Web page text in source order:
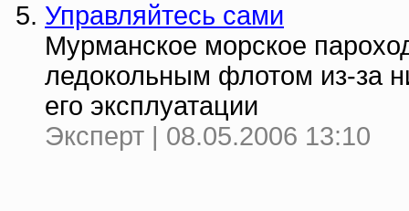
Управляйтесь сами
Мурманское морское
ледокольным флотом из-за
его эксплуатации
Эксперт | 08.05.2006 13:10